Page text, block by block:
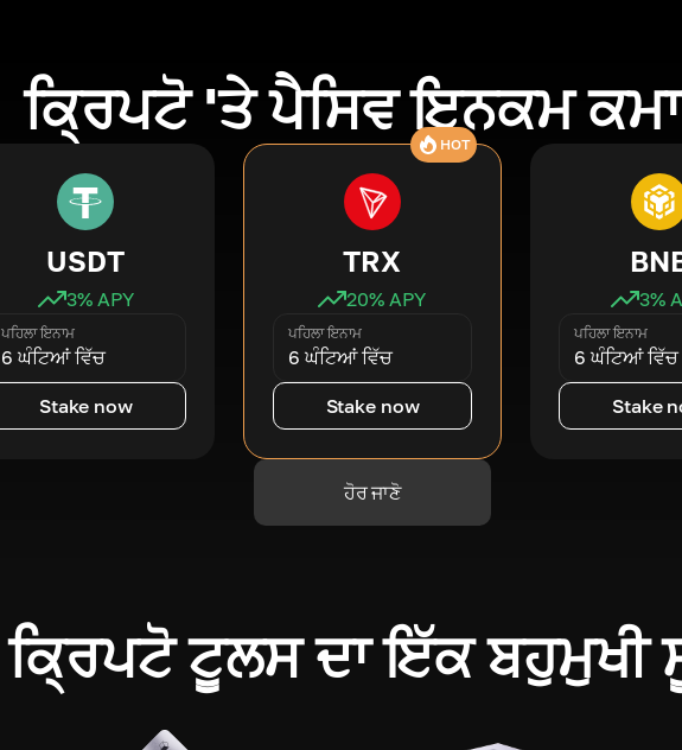
ਕ੍ਰਿਪਟੋ 'ਤੇ ਪੈਸਿਵ ਇਨਕਮ
USDT
3% APY
ਪਹਿਲਾ ਇਨਾਮ
6 ਘੰਟਿਆਂ ਵਿੱਚ
Stake now
HOT
TRX
20% APY
ਪਹਿਲਾ ਇਨਾਮ
6 ਘੰਟਿਆਂ ਵਿੱਚ
Stake now
3%
ਪਹਿਲਾ ਇਨਾਮ
6 ਘੰਟਿਆਂ ਵਿੱਚ
Stake
ਹੋਰ ਜਾਣੋ
ਕ੍ਰਿਪਟੋ ਟੂਲਸ ਦਾ ਇੱਕ ਬਹੁਮੁਖੀ